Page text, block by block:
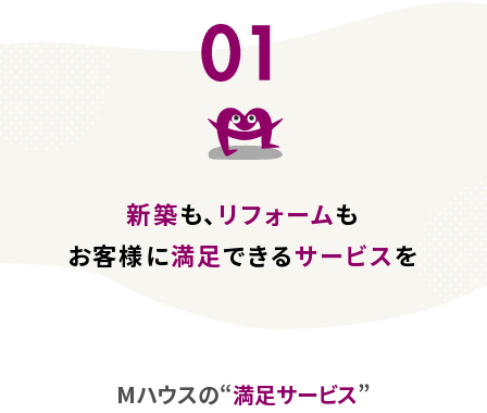
新築も、 リフォームも
お客様に満足できるサービスを
Mハウスの“満足サービス”